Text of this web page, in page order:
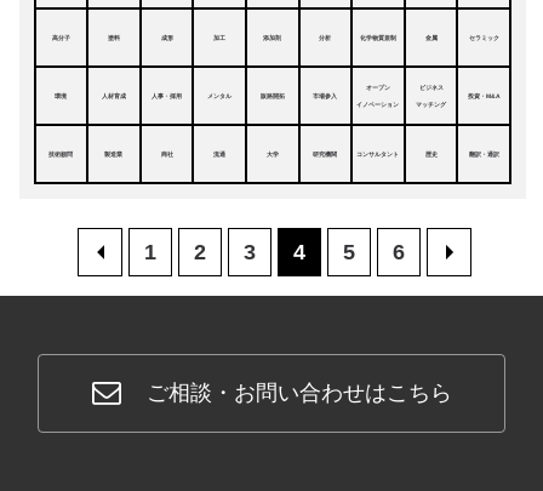
高分子 塗料 成形 加工 添加剤 分析 化学物質規制 金属 セラミック
環境 人材育成 人事・採用 メンタル 販路開拓 市場参入
オープン
イノベーション
ビジネス
マッチング
投資・M&A
技術顧問 製造業 商社 流通 大学 研究機関 コンサルタント 歴史 翻訳・通訳
< 1 2 3 4 5 6 >
ご相談・お問い合わせはこちら